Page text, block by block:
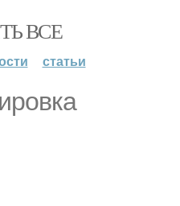
ВСЕ
статьи